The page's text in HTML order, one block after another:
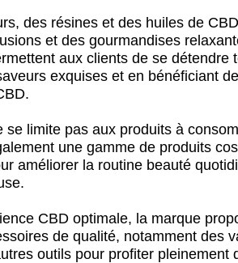
des résines et des huiles de
et des gourmandises
aux clients de se détendre
exquises et en bénéficiant
se limite pas aux produits à
une gamme de produits
améliorer la routine beauté
CBD optimale, la marque
de qualité, notamment des
outils pour profiter pleinement